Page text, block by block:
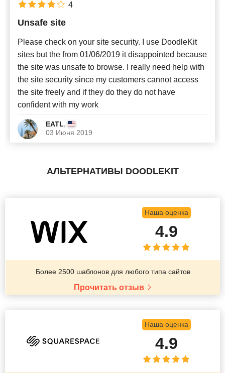
Unsafe site
Please check on your site security. I use DoodleKit
sites but the from 01/06/2019 it disappointed because
the site was unsafe to browse. I really need help with
the site security since my customers cannot access
the site freely and if they do they do not have
confident with my work
EATL,
03 Июня 2019
4
АЛЬТЕРНАТИВЫ DOODLEKIT
Наша оценка
4.9
Более 2500 шаблонов для любого типа сайтов
Прочитать отзыв
Наша оценка
4.9